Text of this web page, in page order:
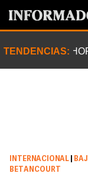
TENDENCIAS:
INTERNACIONAL
BETANCOURT